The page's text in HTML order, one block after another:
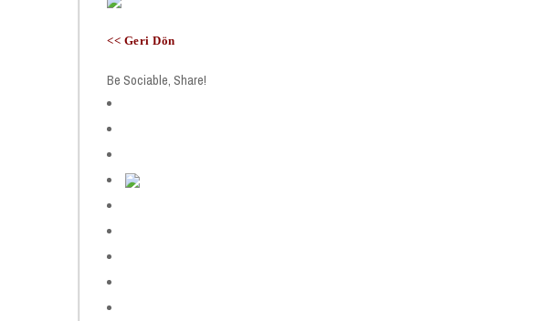
<< Geri Dön
Be Sociable, Share!